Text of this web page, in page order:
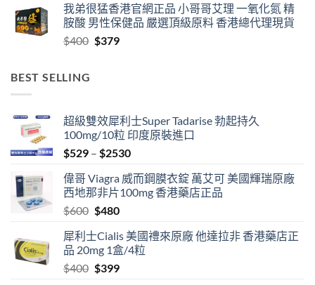
$759
through
我弟很猛香港官網正品 小哥哥艾理 一氧化氮 精
胺酸 男性保健品 嚴選頂級原料 香港總代理現貨
$400 Original
$379Current
BEST SELLING
超級雙效犀利士Super Tadarise 勃起持久
100mg/10粒 印度原裝進口
$529 – $2530Price
$529
through
偉哥 Viagra 威而鋼膜衣錠 萬艾可 美國輝瑞原廠
西地那非片100mg 香港藥店正品
$600 Original
was:
$600.
$480Current
is:
$480.
犀利士Cialis 美國禮來原廠 他達拉非 香港藥店正
品 20mg 1盒/4粒
$400 Original
$399Current